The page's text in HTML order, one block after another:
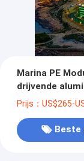
Marina PE
drijvende
Prijs：US$265-
Beste